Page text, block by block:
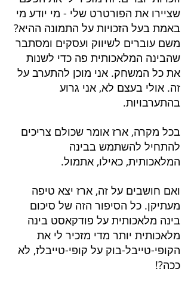
שציירו את הפורטרט שלי - מי יודע מי
באמת בעל הזכויות על התמונה ההיא?
משם עוברים לשיווק ועסקים ומסתבר
שהבינה המלאכותית פה כדי לשנות
את כל המשחק. אני מוכן להתערב על
זה. אולי בעצם לא, אני גרוע
בהתערבויות.
בכל מקרה, ארז אומר שכולם צריכים
להתחיל להשתמש בבינה
המלאכותית, כאילו, אתמול.
ואם חושבים על זה, ארז יצא טיפה
מעתיקן. כל הסיפור הזה של סיכום
בינה מלאכותית על פודקאסט בינה
מלאכותית יותר מדי מזכיר לי את
הקופי-טייבל-בוק על קופי-טייבלז, לא
ככה?!